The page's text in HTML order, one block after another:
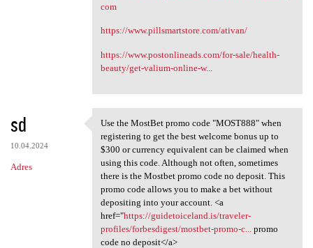
com
https://www.pillsmartstore.com/ativan/
https://www.postonlineads.com/for-sale/health-
beauty/get-valium-online-w...
sd
10.04.2024
Adres
Use the MostBet promo code
Use the MostBet promo code "MOST888" when
registering to get the best welcome bonus up to
$300 or currency equivalent can be claimed when
using this code. Although not often, sometimes
there is the Mostbet promo code no deposit. This
promo code allows you to make a bet without
depositing into your account. <a
href="https://guidetoiceland.is/traveler-
profiles/forbesdigest/mostbet-promo-c...
promo
code no deposit</a>